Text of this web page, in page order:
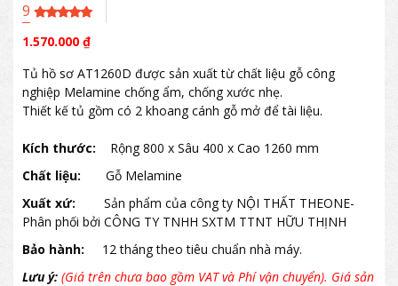
9
1.570.000 ₫
Tủ hồ sơ AT1260D được sản xuất từ chất liệu gỗ công
nghiệp Melamine chống ẩm, chống xước nhẹ.
Thiết kế tủ gồm có 2 khoang cánh gỗ mở để tài liệu.
Kích thước: Rộng 800 x Sâu 400 x Cao 1260 mm
Chất liệu:
Gỗ Melamine
Xuất xứ:
Sản phẩm của công ty NỘI THẤT THEONE-
Phân phối bởi CÔNG TY TNHH SXTM TTNT HỮU THỊNH
Bảo hành:
12 tháng theo tiêu chuẩn nhà máy.
Lưu ý: (Giá trên chưa bao gồm VAT và Phí vận chuyển). Giá sản